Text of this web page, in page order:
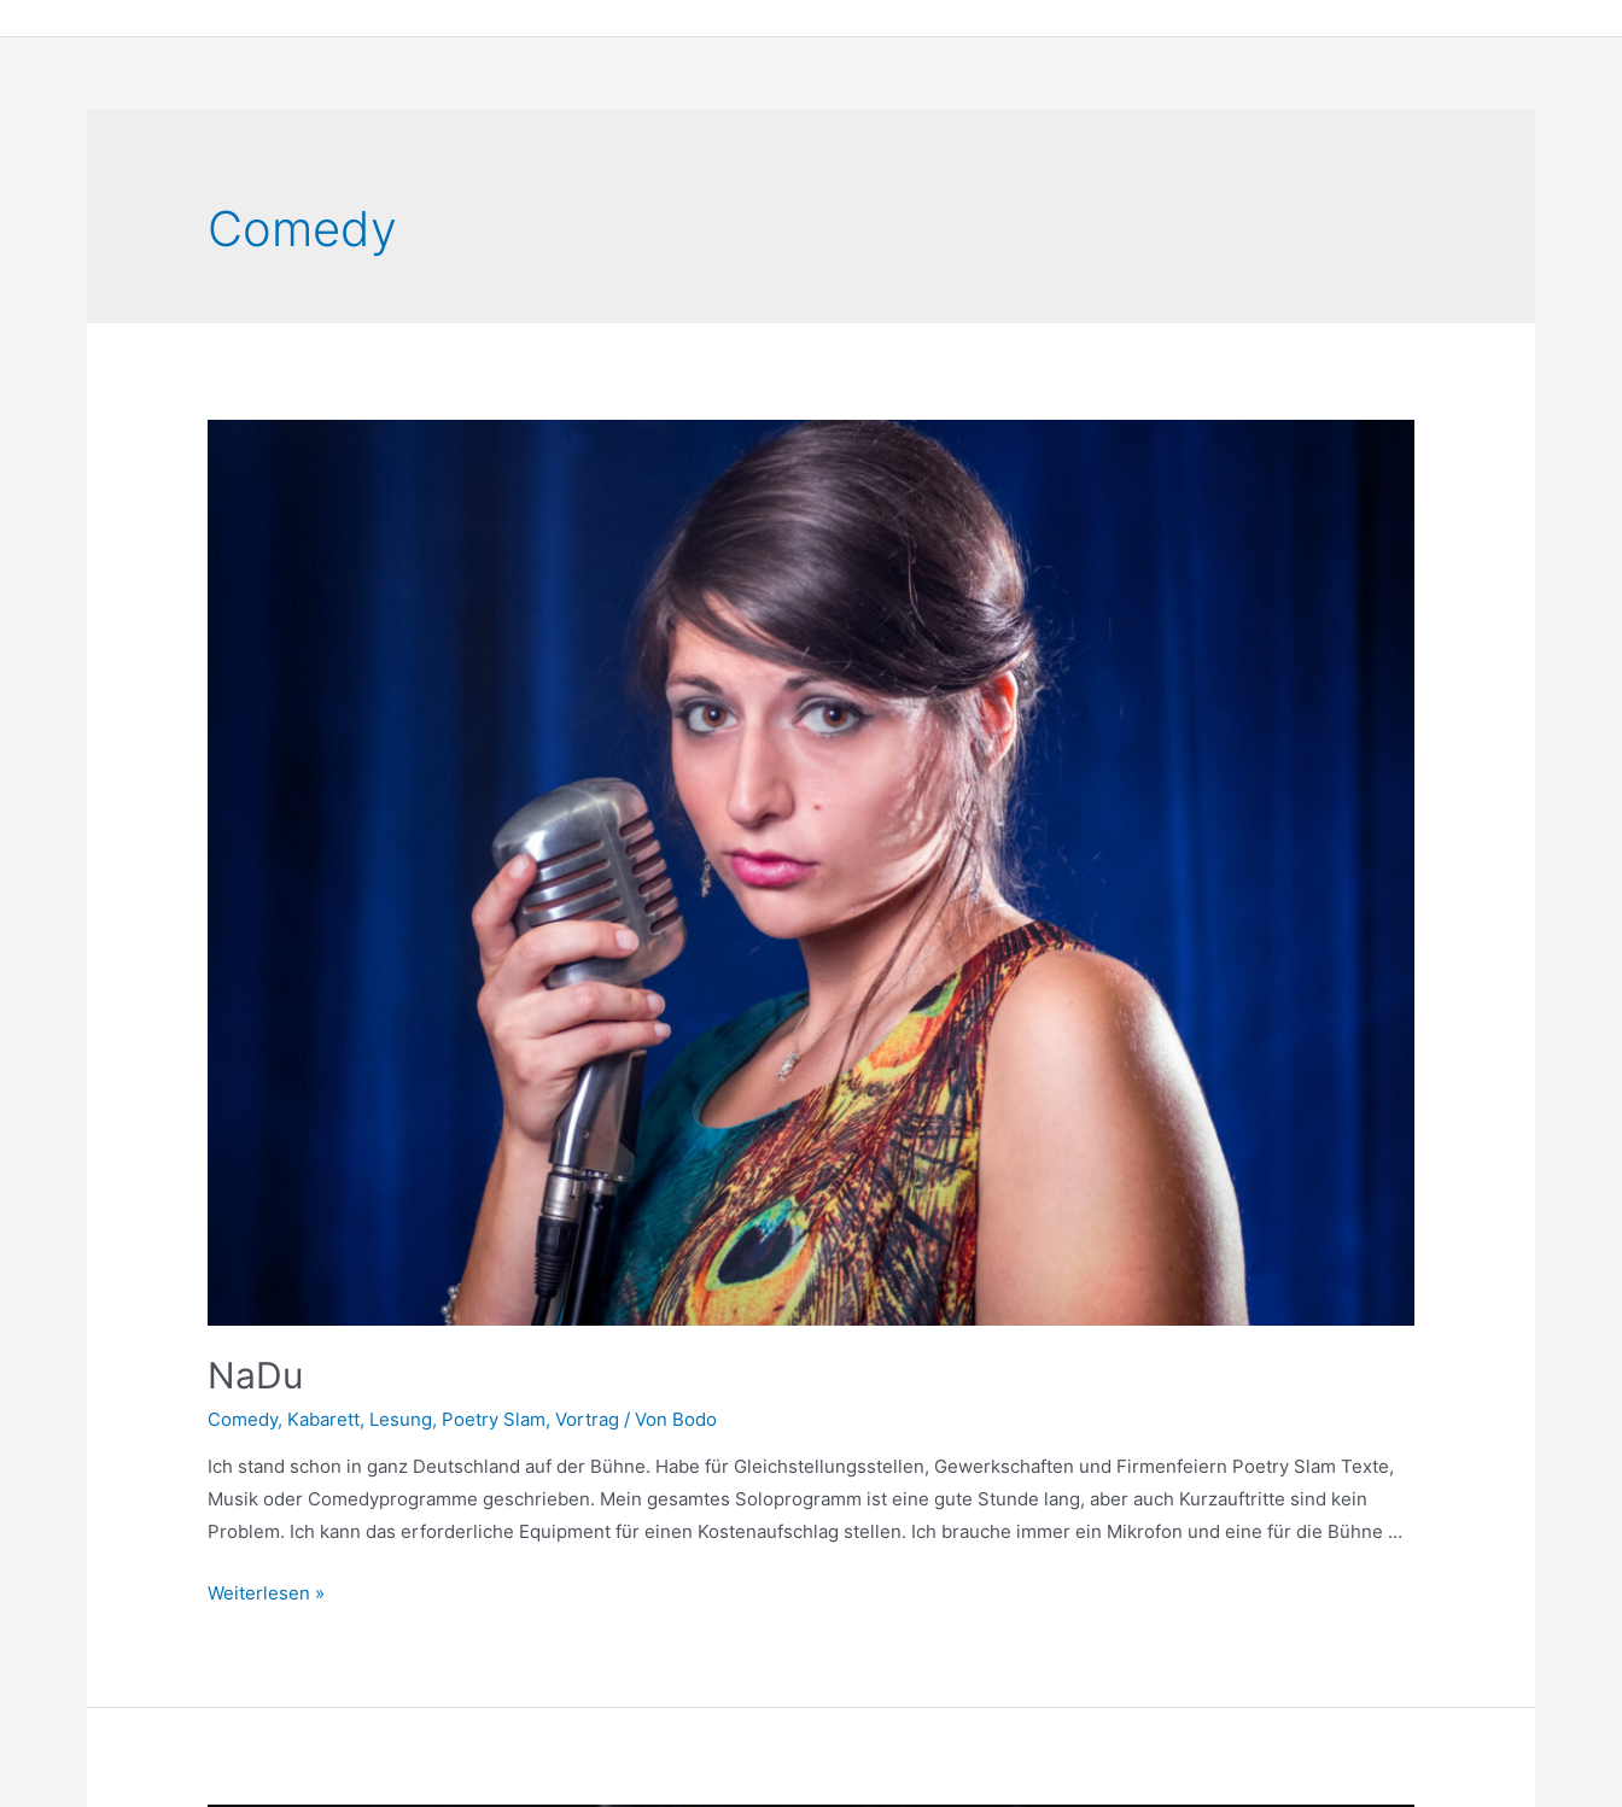
Comedy
NaDu
Comedy, Kabarett, Lesung, Poetry Slam,Vortrag / Von Bodo
Ich stand schon in ganz Deutschland auf der Bühne. Habe für Gleichstellungsstellen, Gewerkschaften und Firmenfeiern Poetry Slam Texte,
Musik oder Comedyprogramme geschrieben. Mein gesamtes Soloprogramm ist eine gute Stunde lang, aber auch Kurzauftritte sind kein
Problem. Ich kann das erforderliche Equipment für einen Kostenaufschlag stellen. Ich brauche immer ein Mikrofon und eine für die Bühne …
Weiterlesen »